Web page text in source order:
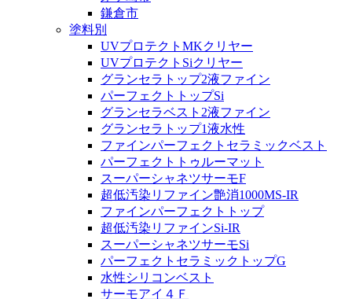
鎌倉市
塗料別
UVプロテクトMKクリヤー
UVプロテクトSiクリヤー
グランセラトップ2液ファイン
パーフェクトトップSi
グランセラベスト2液ファイン
グランセラトップ1液水性
ファインパーフェクトセラミックベスト
パーフェクトトゥルーマット
スーパーシャネツサーモF
超低汚染リファイン艶消1000MS-IR
ファインパーフェクトトップ
超低汚染リファインSi-IR
スーパーシャネツサーモSi
パーフェクトセラミックトップG
水性シリコンベスト
サーモアイ４Ｆ